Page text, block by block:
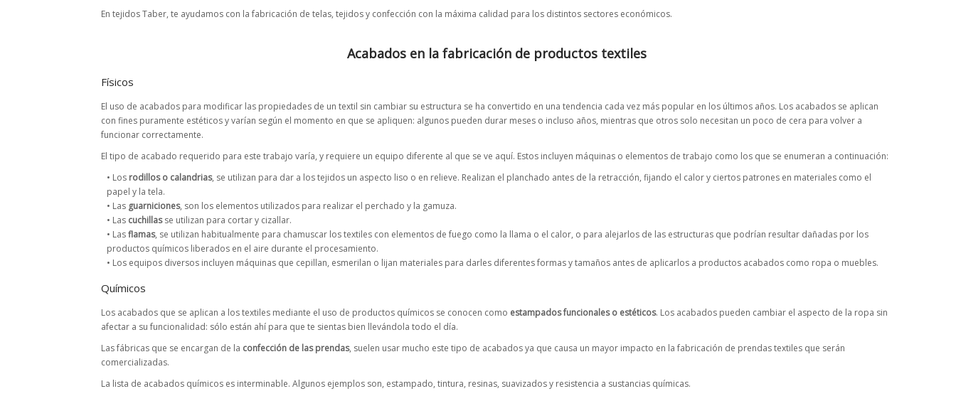
En tejidos Taber, te ayudamos con la fabricación de telas, tejidos y confección con la máxima calidad para los distintos sectores económicos.
Acabados en la fabricación de productos textiles
Físicos
El uso de acabados para modificar las propiedades de un textil sin cambiar su estructura se ha convertido en una tendencia cada vez más popular en los últimos años. Los acabados se aplican
con fines puramente estéticos y varían según el momento en que se apliquen: algunos pueden durar meses o incluso años, mientras que otros solo necesitan un poco de cera para volver a
funcionar correctamente.
El tipo de acabado requerido para este trabajo varía, y requiere un equipo diferente al que se ve aquí. Estos incluyen máquinas o elementos de trabajo como los que se enumeran a continuación:
• Los rodillos o calandrias, se utilizan para dar a los tejidos un aspecto liso o en relieve. Realizan el planchado antes de la retracción, fijando el calor y ciertos patrones en materiales como el
papel y la tela.
• Las guarniciones, son los elementos utilizados para realizar el perchado y la gamuza.
• Las cuchillasse utilizan para cortar y cizallar.
• Lasflamas, se utilizan habitualmente para chamuscar los textiles con elementos de fuego como la llama o el calor, o para alejarlos de las estructuras que podrían resultar dañadas por los
productos químicos liberados en el aire durante el procesamiento.
• Los equipos diversos incluyen máquinas que cepillan, esmerilan o lijan materiales para darles diferentes formas y tamaños antes de aplicarlos a productos acabados como ropa o muebles.
Químicos
Los acabados que se aplican a los textiles mediante el uso de productos químicos se conocen como estampados funcionales o estéticos. Los acabados pueden cambiar el aspecto de la ropa sin
afectar a su funcionalidad: sólo están ahí para que te sientas bien llevándola todo el día.
Las fábricas que se encargan de la confección de las prendas, suelen usar mucho este tipo de acabados ya que causa un mayor impacto en la fabricación de prendas textiles que serán
comercializadas.
La lista de acabados químicos es interminable. Algunos ejemplos son, estampado, tintura, resinas, suavizados y resistencia a sustancias químicas.